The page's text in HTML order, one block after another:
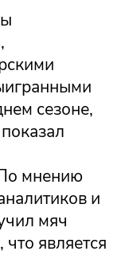
сезоне,
мнению
и
мяч
является